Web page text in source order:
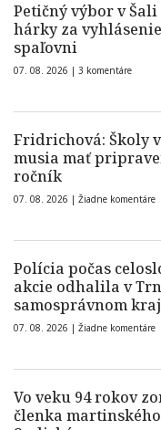
Petičný výbor v
hárky za
spaľovni
07. 08. 2026 | 3 komentáre
Fridrichová: Školy
musia mať
ročník
07. 08. 2026 | Žiadne komentáre
Polícia počas
akcie odhalila v
samosprávnom
07. 08. 2026 | Žiadne komentáre
Vo veku 94 rokov
členka martinského